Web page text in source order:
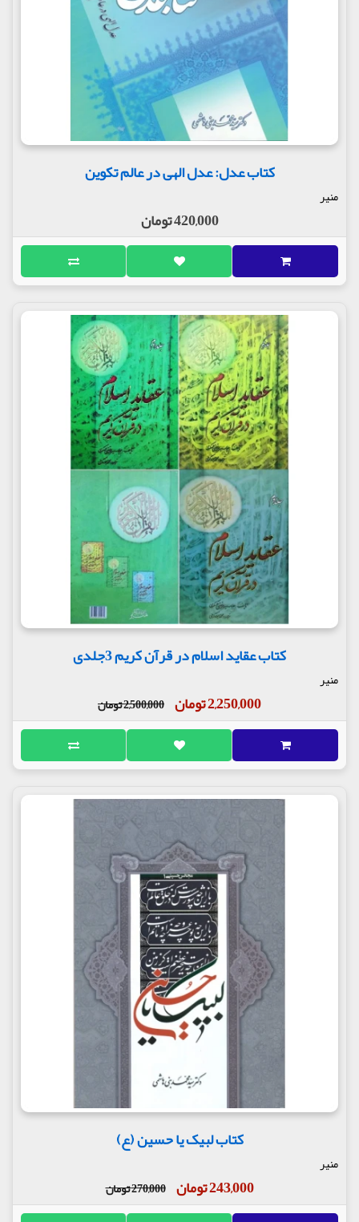
کتاب عدل: عدل الهی در عالم تکوین
منیر
420,000 تومان
کتاب عقاید اسلام در قرآن کریم 3جلدی
منیر
2,250,000 تومان 2,500,000 تومان
کتاب لبیک یا حسین (ع)
منیر
243,000 تومان 270,000 تومان